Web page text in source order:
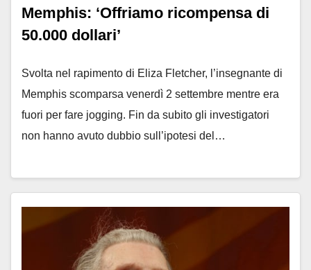
Memphis: ‘Offriamo ricompensa di
50.000 dollari’
Svolta nel rapimento di Eliza Fletcher, l’insegnante di
Memphis scomparsa venerdì 2 settembre mentre era
fuori per fare jogging. Fin da subito gli investigatori
non hanno avuto dubbio sull’ipotesi del…